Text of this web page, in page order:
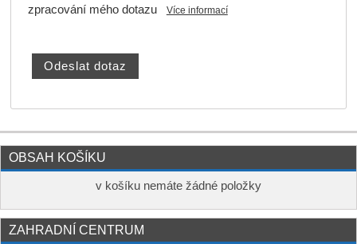
zpracování mého dotazu
Více informací
OBSAH KOŠÍKU
v košíku nemáte žádné položky
ZAHRADNÍ CENTRUM